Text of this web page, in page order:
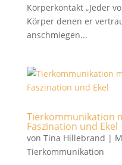
Körperkontakt „Jeder
Körper denen er
anschmiegen...
Tierkommunikation
Faszination und Ekel
von Tina Hillebrand |
Tierkommunikation